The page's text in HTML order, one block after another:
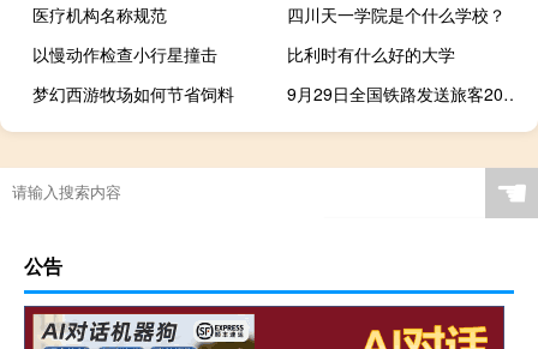
医疗机构名称规范
四川天一学院是个什么学校？
以慢动作检查小行星撞击
比利时有什么好的大学
梦幻西游牧场如何节省饲料
9月29日全国铁路发送旅客2009.8万人次 创历史新高
☚
公告